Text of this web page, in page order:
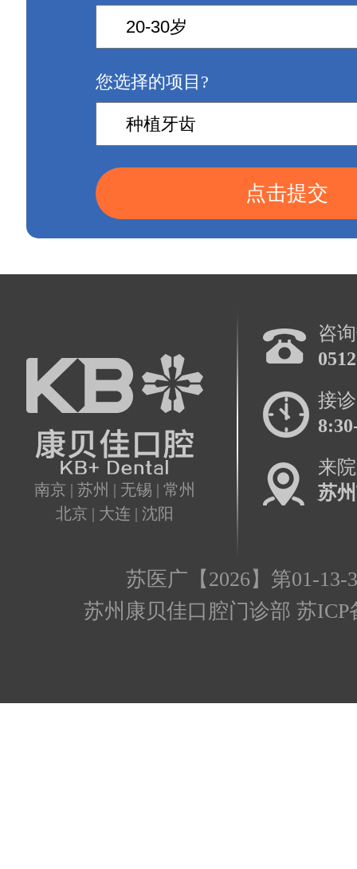
您选择的项目?
点击提交
南京 | 苏州 | 无锡 | 常州
北京 | 大连 | 沈阳
咨
接
来
苏
苏医广【2026】第01-13-
苏州康贝佳口腔门诊部 苏ICP